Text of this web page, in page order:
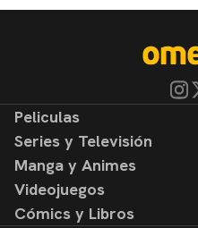
Peliculas
Noticias
Reseñas
Series y Televisión
Noticias
Reseñas
Manga y Animes
Noticias
Reseñas
Videojuegos
Noticias
Cómics y Libros